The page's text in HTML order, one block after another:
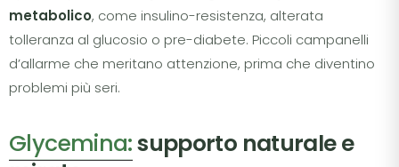
metabolico, come insulino-resistenza, alterata
tolleranza al glucosio o pre-diabete. Piccoli campanelli
d’allarme che meritano attenzione, prima che diventino
problemi più seri.
Glycemina:supporto naturale e